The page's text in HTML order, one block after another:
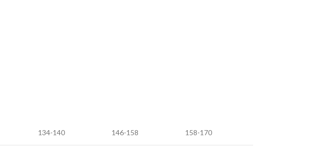
134-140 146-158 158-170